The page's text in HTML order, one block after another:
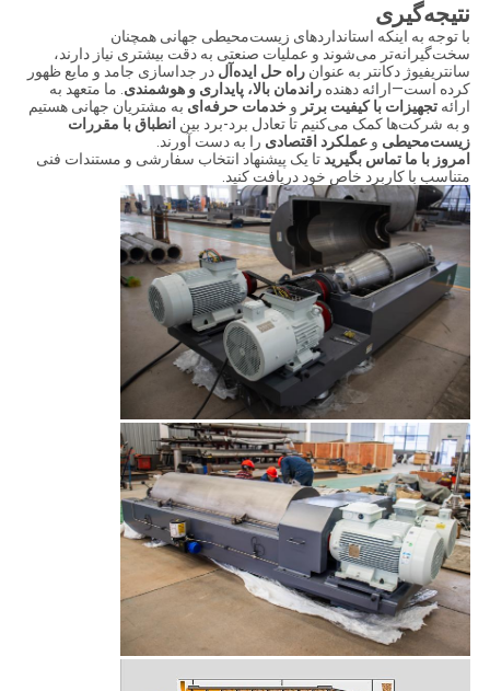
نتیجه‌گیری
با توجه به اینکه استانداردهای زیست‌محیطی جهانی همچنان
سخت‌گیرانه‌تر می‌شوند و عملیات صنعتی به دقت بیشتری نیاز دارند،
سانتریفیوژ دکانتر به عنوان راه حل ایده‌آل در جداسازی جامد و مایع ظهور
کرده است—ارائه دهنده راندمان بالا، پایداری و هوشمندی. ما متعهد به
ارائه تجهیزات با کیفیت برتر و خدمات حرفه‌ای به مشتریان جهانی هستیم
و به شرکت‌ها کمک می‌کنیم تا تعادل برد-برد بین انطباق با مقررات
زیست‌محیطی و عملکرد اقتصادی را به دست آورند.
امروز با ما تماس بگیرید تا یک پیشنهاد انتخاب سفارشی و مستندات فنی
متناسب با کاربرد خاص خود دریافت کنید.